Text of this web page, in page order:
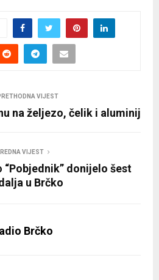
VIJEST
na željezo, čelik i aluminij
VIJEST
donijelo šest
u Brčko
Brčko